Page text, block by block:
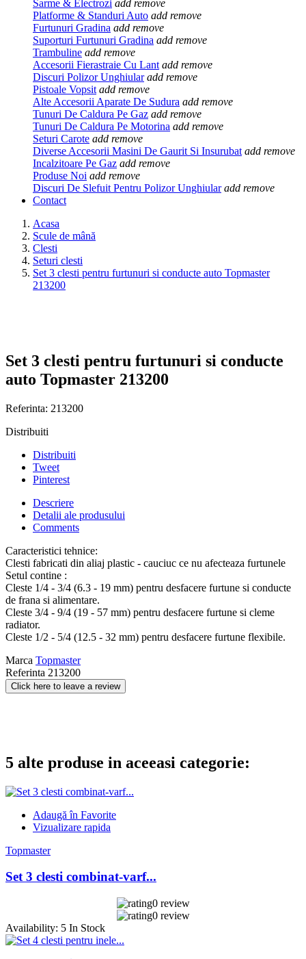
Sarme & Electrozi add remove
Platforme & Standuri Auto add remove
Furtunuri Gradina add remove
Suporturi Furtunuri Gradina add remove
Trambuline add remove
Accesorii Fierastraie Cu Lant add remove
Discuri Polizor Unghiular add remove
Pistoale Vopsit add remove
Alte Accesorii Aparate De Sudura add remove
Tunuri De Caldura Pe Gaz add remove
Tunuri De Caldura Pe Motorina add remove
Seturi Carote add remove
Diverse Accesorii Masini De Gaurit Si Insurubat add remove
Incalzitoare Pe Gaz add remove
Produse Noi add remove
Discuri De Slefuit Pentru Polizor Unghiular add remove
Contact
Acasa
Scule de mână
Clesti
Seturi clesti
Set 3 clesti pentru furtunuri si conducte auto Topmaster
213200
Set 3 clesti pentru furtunuri si conducte
auto Topmaster 213200
Referinta: 213200
Distribuiti
Distribuiti
Tweet
Pinterest
Descriere
Detalii ale produsului
Comments
Caracteristici tehnice:
Clesti fabricati din aliaj plastic - cauciuc ce nu afecteaza furtunele
Setul contine :
Cleste 1/4 - 3/4 (6.3 - 19 mm) pentru desfacere furtune si conducte
de frana si alimentare.
Cleste 3/4 - 9/4 (19 - 57 mm) pentru desfacere furtune si cleme
radiator.
Cleste 1/2 - 5/4 (12.5 - 32 mm) pentru desfacere furtune flexibile.
Marca Topmaster
Referinta 213200
Click here to leave a review
5 alte produse in aceeasi categorie:
Adaugă în Favorite
Vizualizare rapida
Topmaster
Set 3 clesti combinat-varf...
0 review
0 review
Availability: 5 In Stock